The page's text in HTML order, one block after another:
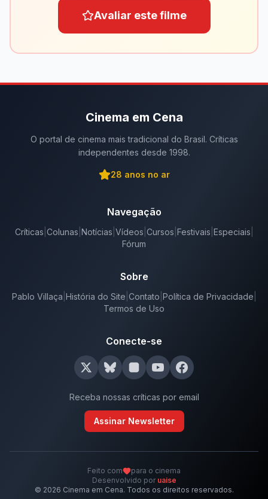
Avaliar este filme
Cinema em Cena
O portal de cinema mais tradicional do Brasil. Críticas
independentes desde 1998.
28 anos no ar
Navegação
Críticas Colunas Notícias Vídeos Cursos Festivais Especiais
Fórum
Sobre
Pablo Villaça História do Site Contato Política de Privacidade
Termos de Uso
Conecte-se
Receba nossas críticas por email
Assinar Newsletter
© 2026 Cinema em Cena. Todos os direitos reservados.
Feito com
para o cinema
Desenvolvido por uaise